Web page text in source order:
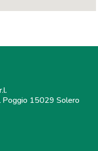
Poggio 15029 Solero